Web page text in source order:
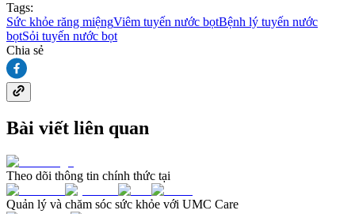
Tags:
Sức khỏe răng miệngViêm tuyến nước bọtBệnh lý tuyến nước
bọtSỏi tuyến nước bọt
Chia sẻ
Bài viết liên quan
Theo dõi thông tin chính thức tại
Quản lý và chăm sóc sức khỏe với UMC Care